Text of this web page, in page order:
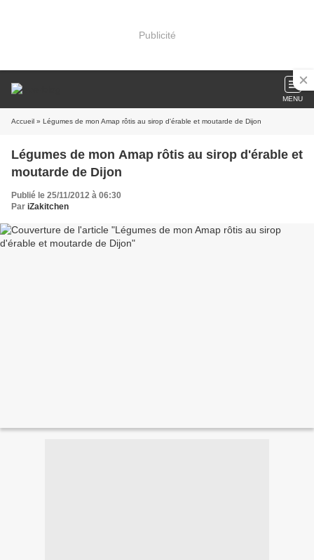
Publicité
MENU
Accueil » Légumes de mon Amap rôtis au sirop d'érable et moutarde de Dijon
Légumes de mon Amap rôtis au sirop d'érable et
moutarde de Dijon
Publié le 25/11/2012 à 06:30
Par iZakitchen